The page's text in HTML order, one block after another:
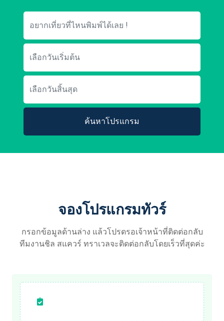
ค้นหาโปรแกรม
จองโปรแกรมทัวร์
กรอกข้อมูลด้านล่าง แล้วโปรดรอเจ้าหน้าที่ติดต่อกลับ
ทีมงานชิล สแควร์ ทราเวลจะติดต่อกลับโดยเร็วที่สุดค่ะ